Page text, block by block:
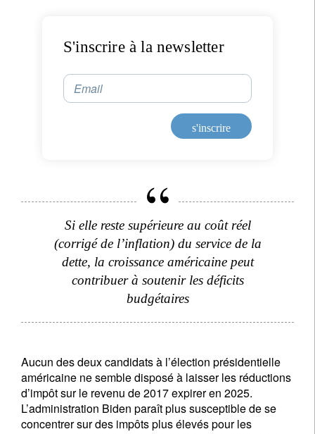
S'inscrire à la newsletter
Email
s'inscrire
Si elle reste supérieure au coût réel
(corrigé de l’inflation) du service de la
dette, la croissance américaine peut
contribuer à soutenir les déficits
budgétaires
Aucun des deux candidats à l’élection présidentielle
américaine ne semble disposé à laisser les réductions
d’impôt sur le revenu de 2017 expirer en 2025.
L’administration Biden paraît plus susceptible de se
concentrer sur des impôts plus élevés pour les
S'inscrire à la newsletter
Civilité Prénom
Nom
Pays de résidence
Vos informations seront utilisées conformément à
notrepolitique de confidentialité.